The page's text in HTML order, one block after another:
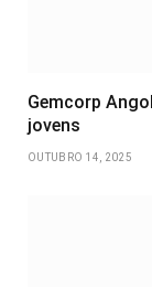
Gemcorp
jovens
OUTUBRO 14, 2025